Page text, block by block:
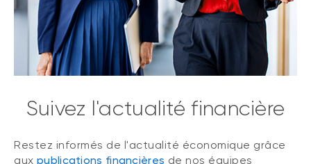
Suivez l'actualité financière
Restez informés de l'actualité économique grâce
aux publications financières de nos équipes